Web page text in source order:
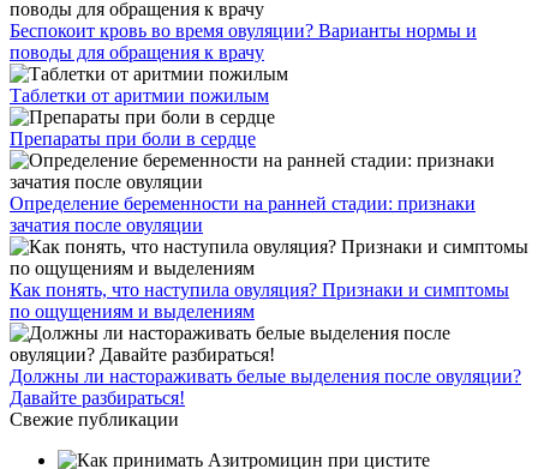
Беспокоит кровь во время овуляции? Варианты нормы и
поводы для обращения к врачу
Таблетки от аритмии пожилым
Препараты при боли в сердце
Определение беременности на ранней стадии: признаки
зачатия после овуляции
Как понять, что наступила овуляция? Признаки и симптомы
по ощущениям и выделениям
Должны ли настораживать белые выделения после овуляции?
Давайте разбираться!
Свежие публикации